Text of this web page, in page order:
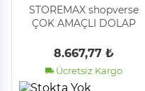
STOREMAX shopverse
ÇOK AMAÇLI DOLAP
8.667,77 ₺
Ücretsiz Kargo